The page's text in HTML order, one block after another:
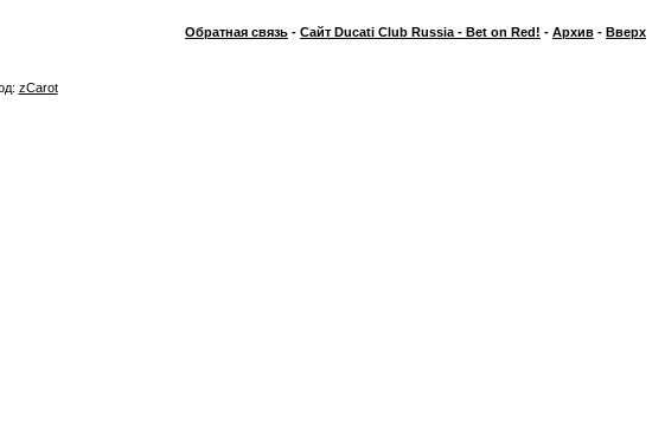
Обратная связь - Сайт Ducati Club Russia - Bet on Red! - Архив - Вверх
zCarot